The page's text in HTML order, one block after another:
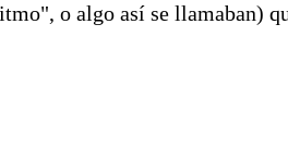
o algo así se llamaban)